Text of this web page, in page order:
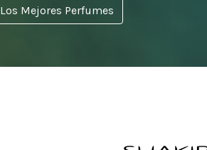
Los Mejores Perfumes